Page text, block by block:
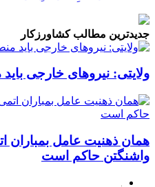
جدیدترین مطالب کشاورزکار
ولایتی: نیروهای خارجی
همان ذهنیت عامل بمباران
واشنگتن حاکم است